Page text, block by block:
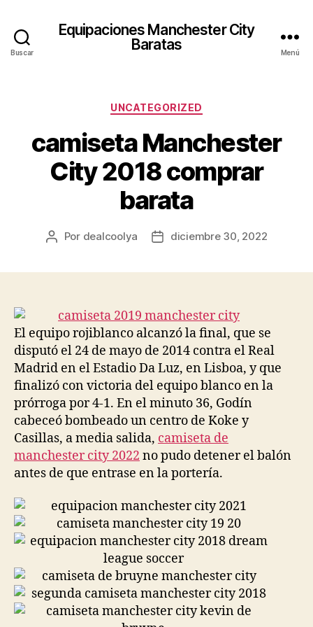
Buscar
Equipaciones Manchester City
Baratas
Menú
Categorías
UNCATEGORIZED
camiseta Manchester
City 2018 comprar
barata
Autor
Por dealcoolya
Fechadiciembre 30, 2022
El equipo rojiblanco alcanzó la final, que se
disputó el 24 de mayo de 2014 contra el Real
Madrid en el Estadio Da Luz, en Lisboa, y que
finalizó con victoria del equipo blanco en la
prórroga por 4-1. En el minuto 36, Godín
cabeceó bombeado un centro de Koke y
Casillas, a media salida, camiseta de
manchester city 2022 no pudo detener el balón
antes de que entrase en la portería.